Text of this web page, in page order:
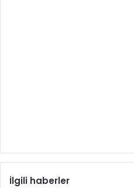
İlgili haberler